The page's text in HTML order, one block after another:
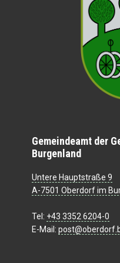
Gemeindeamt der
Burgenland
Untere Hauptstraße 9
A-7501 Oberdorf im
Tel: +43 3352 6204-0
E-Mail: